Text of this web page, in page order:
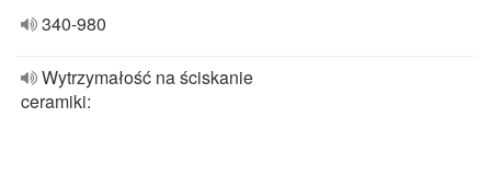
340-980
Wytrzymałość na ściskanie
ceramiki: